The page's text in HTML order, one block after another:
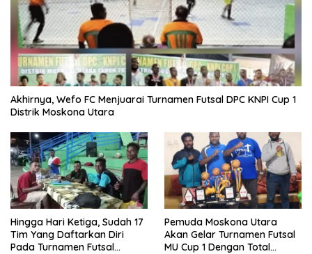
Akhirnya, Wefo FC Menjuarai Turnamen Futsal DPC KNPI Cup 1
Distrik Moskona Utara
Hingga Hari Ketiga, Sudah 17
Tim Yang Daftarkan Diri
Pada Turnamen Futsal
Pemuda Moskona Utara
Akan Gelar Turnamen Futsal
MU Cup 1 Dengan Total